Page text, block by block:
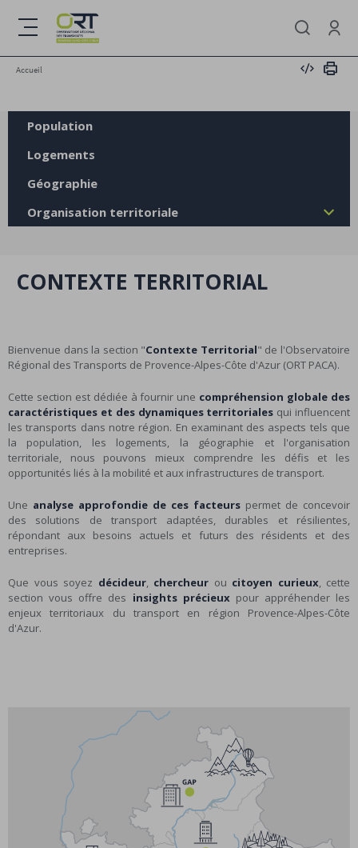
contenu
principal
Menu
Accueil Intégrer
CONTEXTE TERRITORIAL
Bienvenue dans la section "Contexte Territorial" de l'Observatoire
Régional des Transports de Provence-Alpes-Côte d'Azur (ORT PACA).
Cette section est dédiée à fournir une compréhension globale des
caractéristiques et des dynamiques territoriales qui influencent
les transports dans notre région. En examinant des aspects tels que
la population, les logements, la géographie et l'organisation
territoriale, nous pouvons mieux comprendre les défis et les
opportunités liés à la mobilité et aux infrastructures de transport.
Une analyse approfondie de ces facteurs permet de concevoir
des solutions de transport adaptées, durables et résilientes,
répondant aux besoins actuels et futurs des résidents et des
entreprises.
Que vous soyez décideur, chercheur ou citoyen curieux, cette
section vous offre des insights précieuxpour appréhender les
enjeux territoriaux du transport en région Provence-Alpes-Côte
d'Azur.
Population
Logements
Géographie
Organisation territoriale